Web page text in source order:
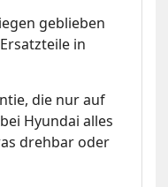
geblieben
in
die nur auf
Hyundai alles
drehbar oder